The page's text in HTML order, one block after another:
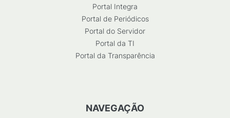
Portal Integra
Portal de Periódicos
Portal do Servidor
Portal da TI
Portal da Transparência
NAVEGAÇÃO